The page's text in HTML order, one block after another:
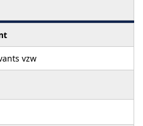
vzw